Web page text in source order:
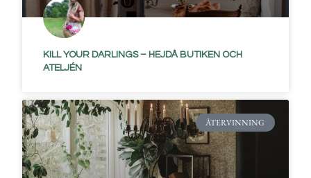
KILL YOUR DARLINGS – HEJDÅ BUTIKEN OCH
ATELJÉN
ÅTERVINNING